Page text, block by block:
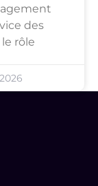
des
rôle